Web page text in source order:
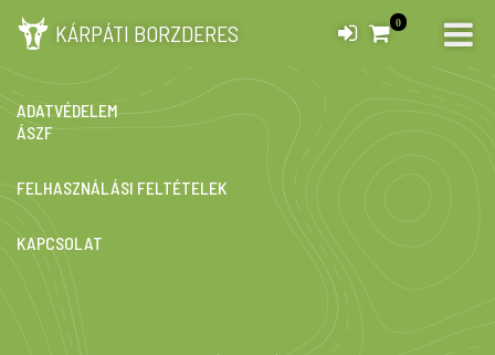
KÁRPÁTI BORZDERES 0
IMPRESSZUM
ADATVÉDELEM
ÁSZF
FELHASZNÁLÁSI FELTÉTELEK
KAPCSOLAT